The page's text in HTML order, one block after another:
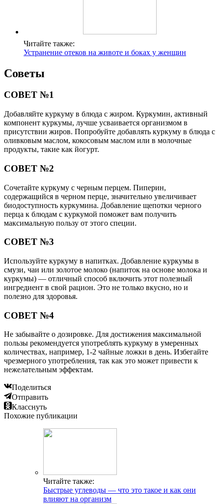
Читайте также:
Устранение отеков на животе и боках у женщин
Советы
СОВЕТ №1
Добавляйте куркуму в блюда с жиром. Куркумин, активный
компонент куркумы, лучше усваивается организмом в
присутствии жиров. Попробуйте добавлять куркуму в блюда с
оливковым маслом, кокосовым маслом или в молочные
продукты, такие как йогурт.
СОВЕТ №2
Сочетайте куркуму с черным перцем. Пиперин,
содержащийся в черном перце, значительно увеличивает
биодоступность куркумина. Добавление щепотки черного
перца к блюдам с куркумой поможет вам получить
максимальную пользу от этого специи.
СОВЕТ №3
Используйте куркуму в напитках. Добавление куркумы в
смузи, чаи или золотое молоко (напиток на основе молока и
куркумы) — отличный способ включить этот полезный
ингредиент в свой рацион. Это не только вкусно, но и
полезно для здоровья.
СОВЕТ №4
Не забывайте о дозировке. Для достижения максимальной
пользы рекомендуется употреблять куркуму в умеренных
количествах, например, 1-2 чайные ложки в день. Избегайте
чрезмерного употребления, так как это может привести к
нежелательным эффектам.
Поделиться
Отправить
Класснуть
Похожие публикации
Читайте также:
Быстрые углеводы — что это такое и как они
влияют на организм